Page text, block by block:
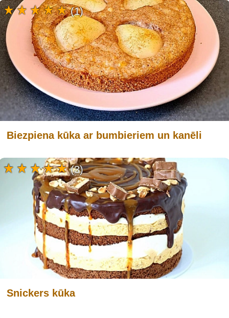
Biezpiena kūka ar bumbieriem un kanēli
(1)
Snickers kūka
(3)